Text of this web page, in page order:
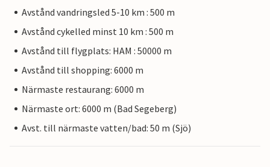
Avstånd vandringsled 5-10 km : 500 m
Avstånd cykelled minst 10 km : 500 m
Avstånd till flygplats: HAM : 50000 m
Avstånd till shopping: 6000 m
Närmaste restaurang: 6000 m
Närmaste ort: 6000 m (Bad Segeberg)
Avst. till närmaste vatten/bad: 50 m (Sjö)